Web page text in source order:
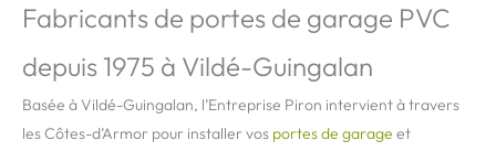
Fabricants de portes de garage PVC
depuis 1975 à Vildé-Guingalan
Basée à Vildé-Guingalan, l’Entreprise Piron intervient à travers
les Côtes-d’Armor pour installer vos portes de garage et